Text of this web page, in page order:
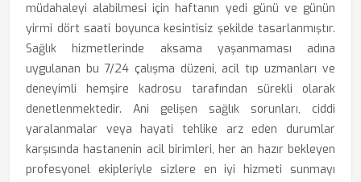
müdahaleyi alabilmesi için haftanın yedi günü ve günün
yirmi dört saati boyunca kesintisiz şekilde tasarlanmıştır.
Sağlık hizmetlerinde aksama yaşanmaması adına
uygulanan bu 7/24 çalışma düzeni, acil tıp uzmanları ve
deneyimli hemşire kadrosu tarafından sürekli olarak
denetlenmektedir. Ani gelişen sağlık sorunları, ciddi
yaralanmalar veya hayati tehlike arz eden durumlar
karşısında hastanenin acil birimleri, her an hazır bekleyen
profesyonel ekipleriyle sizlere en iyi hizmeti sunmayı